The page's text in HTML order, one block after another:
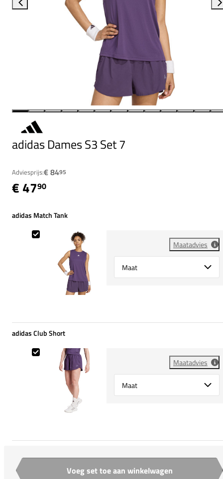
adidas Dames S3 Set 7
Adviesprijs:€ 8495
€ 4790
adidas Match Tank
Maatadvies
Select {option} for {name}
adidas Match Tank
adidas Club Short
Maatadvies
Select {option} for {name}
adidas Club Short
Aantal Voeg set toe aan winkelwagen